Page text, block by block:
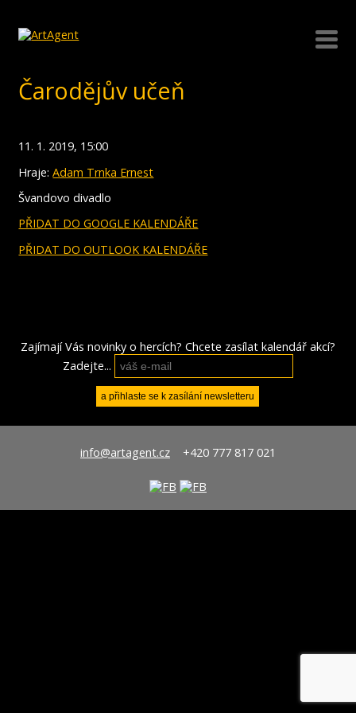
Čarodějův učeň
11. 1. 2019, 15:00
Hraje:Adam Trnka Ernest
Švandovo divadlo
PŘIDAT DO GOOGLE KALENDÁŘE
PŘIDAT DO OUTLOOK KALENDÁŘE
Zajímají Vás novinky o hercích? Chcete zasílat kalendář akcí?
Zadejte...
info@artagent.cz+420 777 817 021